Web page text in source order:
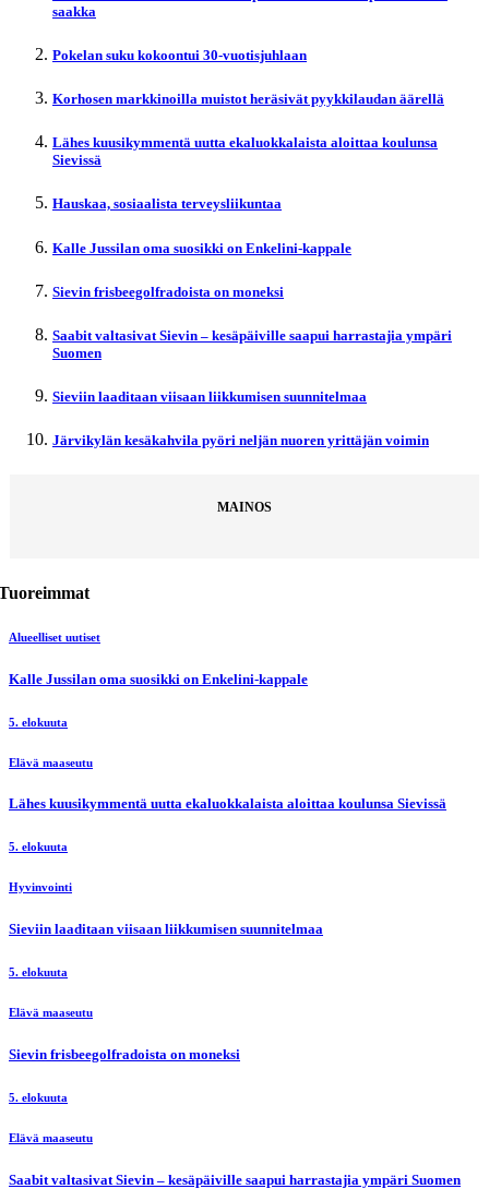
saakka
Pokelan suku kokoontui 30-vuotisjuhlaan
Korhosen markkinoilla muistot heräsivät pyykkilaudan äärellä
Lähes kuusikymmentä uutta ekaluokkalaista aloittaa koulunsa
Sievissä
Hauskaa, sosiaalista terveysliikuntaa
Kalle Jussilan oma suosikki on Enkelini-kappale
Sievin frisbeegolfradoista on moneksi
Saabit valtasivat Sievin – kesäpäiville saapui harrastajia ympäri
Suomen
Sieviin laaditaan viisaan liikkumisen suunnitelmaa
Järvikylän kesäkahvila pyöri neljän nuoren yrittäjän voimin
MAINOS
Alueelliset uutiset
Kalle Jussilan oma suosikki on Enkelini-kappale
5. elokuuta
Elävä maaseutu
Lähes kuusikymmentä uutta ekaluokkalaista aloittaa koulunsa Sievissä
5. elokuuta
Hyvinvointi
Sieviin laaditaan viisaan liikkumisen suunnitelmaa
5. elokuuta
Elävä maaseutu
Sievin frisbeegolfradoista on moneksi
5. elokuuta
Elävä maaseutu
Saabit valtasivat Sievin – kesäpäiville saapui harrastajia ympäri Suomen